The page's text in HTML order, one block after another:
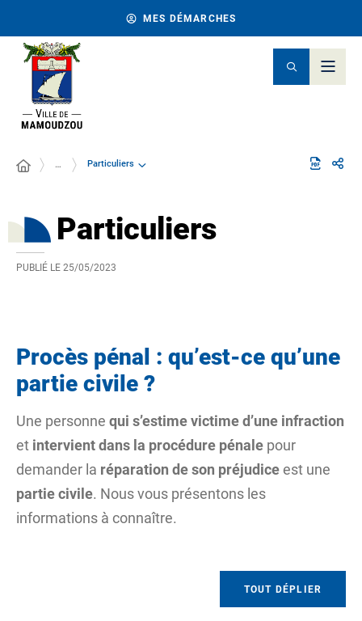
MES DÉMARCHES
… Particuliers
Particuliers
PUBLIÉ LE 25/05/2023
Procès pénal : qu’est-ce qu’une
partie civile ?
Une personne qui s’estime victime d’une infraction
et intervient dans la procédure pénale pour
demander la réparation de son préjudiceest une
partie civile. Nous vous présentons les
informations à connaître.
TOUT DÉPLIER